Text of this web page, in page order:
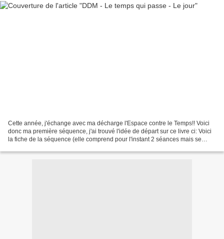
Cette année, j'échange avec ma décharge l'Espace contre le Temps!! Voici
donc ma première séquence, j'ai trouvé l'idée de départ sur ce livre ci: Voici
la fiche de la séquence (elle comprend pour l'instant 2 séances mais se